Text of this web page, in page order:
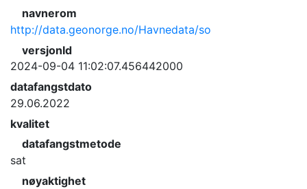
navnerom
http://data.geonorge.no/Havnedata/so
versjonId
2024-09-04 11:02:07.456442000
datafangstdato
29.06.2022
kvalitet
datafangstmetode
sat
nøyaktighet